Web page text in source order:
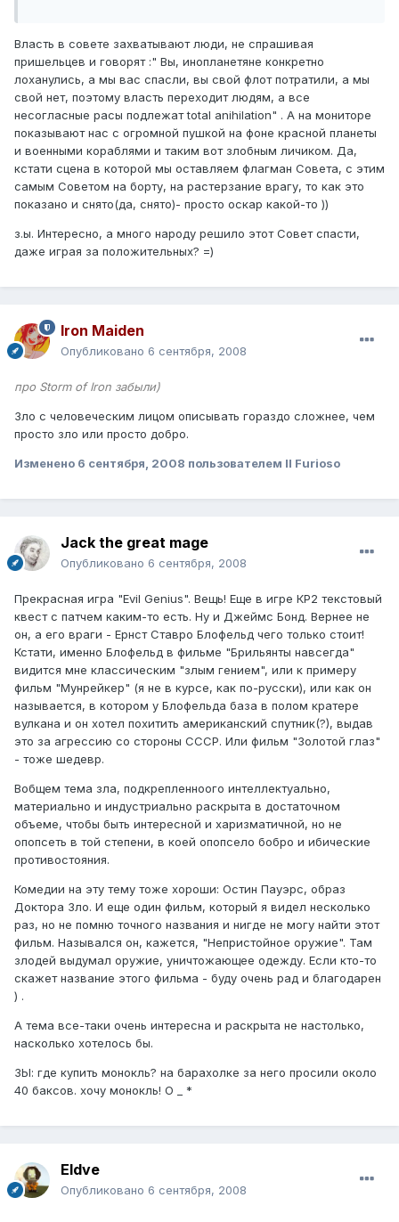
Власть в совете захватывают люди, не спрашивая
пришельцев и говорят :" Вы, инопланетяне конкретно
лоханулись, а мы вас спасли, вы свой флот потратили, а мы
свой нет, поэтому власть переходит людям, а все
несогласные расы подлежат total anihilation" . А на мониторе
показывают нас с огромной пушкой на фоне красной планеты
и военными кораблями и таким вот злобным личиком. Да,
кстати сцена в которой мы оставляем флагман Совета, с этим
самым Советом на борту, на растерзание врагу, то как это
показано и снято(да, снято)- просто оскар какой-то ))
з.ы. Интересно, а много народу решило этот Совет спасти,
даже играя за положительных? =)
Iron Maiden
Опубликовано 6 сентября, 2008
про Storm of Iron забыли)
Зло с человеческим лицом описывать гораздо сложнее, чем
просто зло или просто добро.
Изменено 6 сентября, 2008 пользователем Il Furioso
Jack the great mage
Опубликовано 6 сентября, 2008
Прекрасная игра "Evil Genius". Вещь! Еще в игре КР2 текстовый
квест с патчем каким-то есть. Ну и Джеймс Бонд. Вернее не
он, а его враги - Ернст Ставро Блофельд чего только стоит!
Кстати, именно Блофельд в фильме "Брильянты навсегда"
видится мне классическим "злым гением", или к примеру
фильм "Мунрейкер" (я не в курсе, как по-русски), или как он
называется, в котором у Блофельда база в полом кратере
вулкана и он хотел похитить американский спутник(?), выдав
это за агрессию со стороны СССР. Или фильм "Золотой глаз"
- тоже шедевр.
Вобщем тема зла, подкрепленноого интеллектуально,
материально и индустриально раскрыта в достаточном
объеме, чтобы быть интересной и харизматичной, но не
опопсеть в той степени, в коей опопсело бобро и ибические
противостояния.
Комедии на эту тему тоже хороши: Остин Пауэрс, образ
Доктора Зло. И еще один фильм, который я видел несколько
раз, но не помню точного названия и нигде не могу найти этот
фильм. Назывался он, кажется, "Непристойное оружие". Там
злодей выдумал оружие, уничтожающее одежду. Если кто-то
скажет название этого фильма - буду очень рад и благодарен
) .
А тема все-таки очень интересна и раскрыта не настолько,
насколько хотелось бы.
ЗЫ: где купить монокль? на барахолке за него просили около
40 баксов. хочу монокль! О _ *
Eldve
Опубликовано 6 сентября, 2008